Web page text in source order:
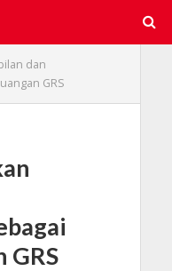
dan
GRS
GRS